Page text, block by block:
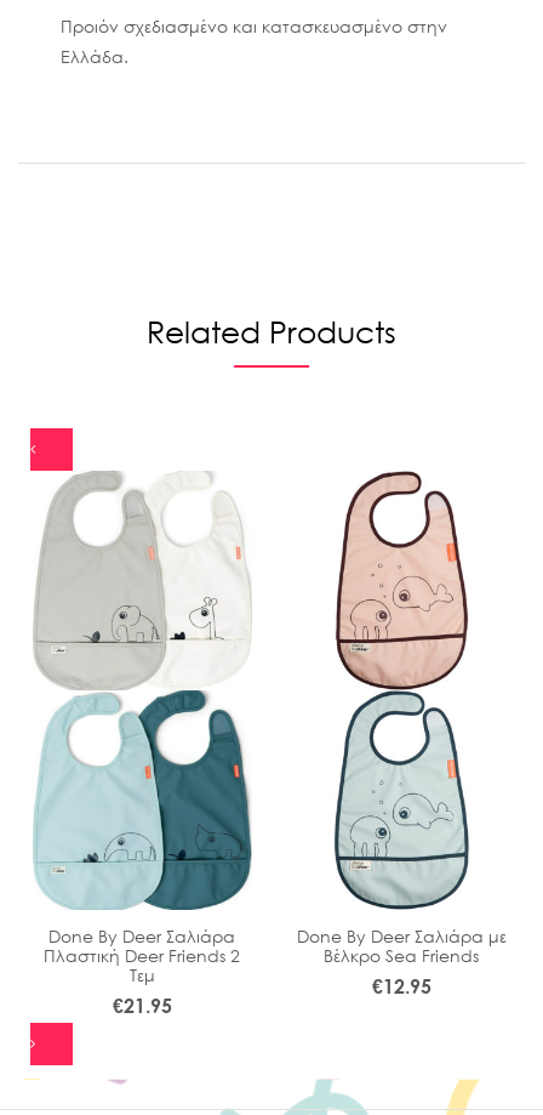
Προιόν σχεδιασμένο και κατασκευασμένο στην
Ελλάδα.
Related Products
Done By Deer Σαλιάρα
Πλαστική Deer Friends 2
Τεμ
€21.95
Done By Deer Σαλιάρα με
Βέλκρο Sea Friends
€12.95